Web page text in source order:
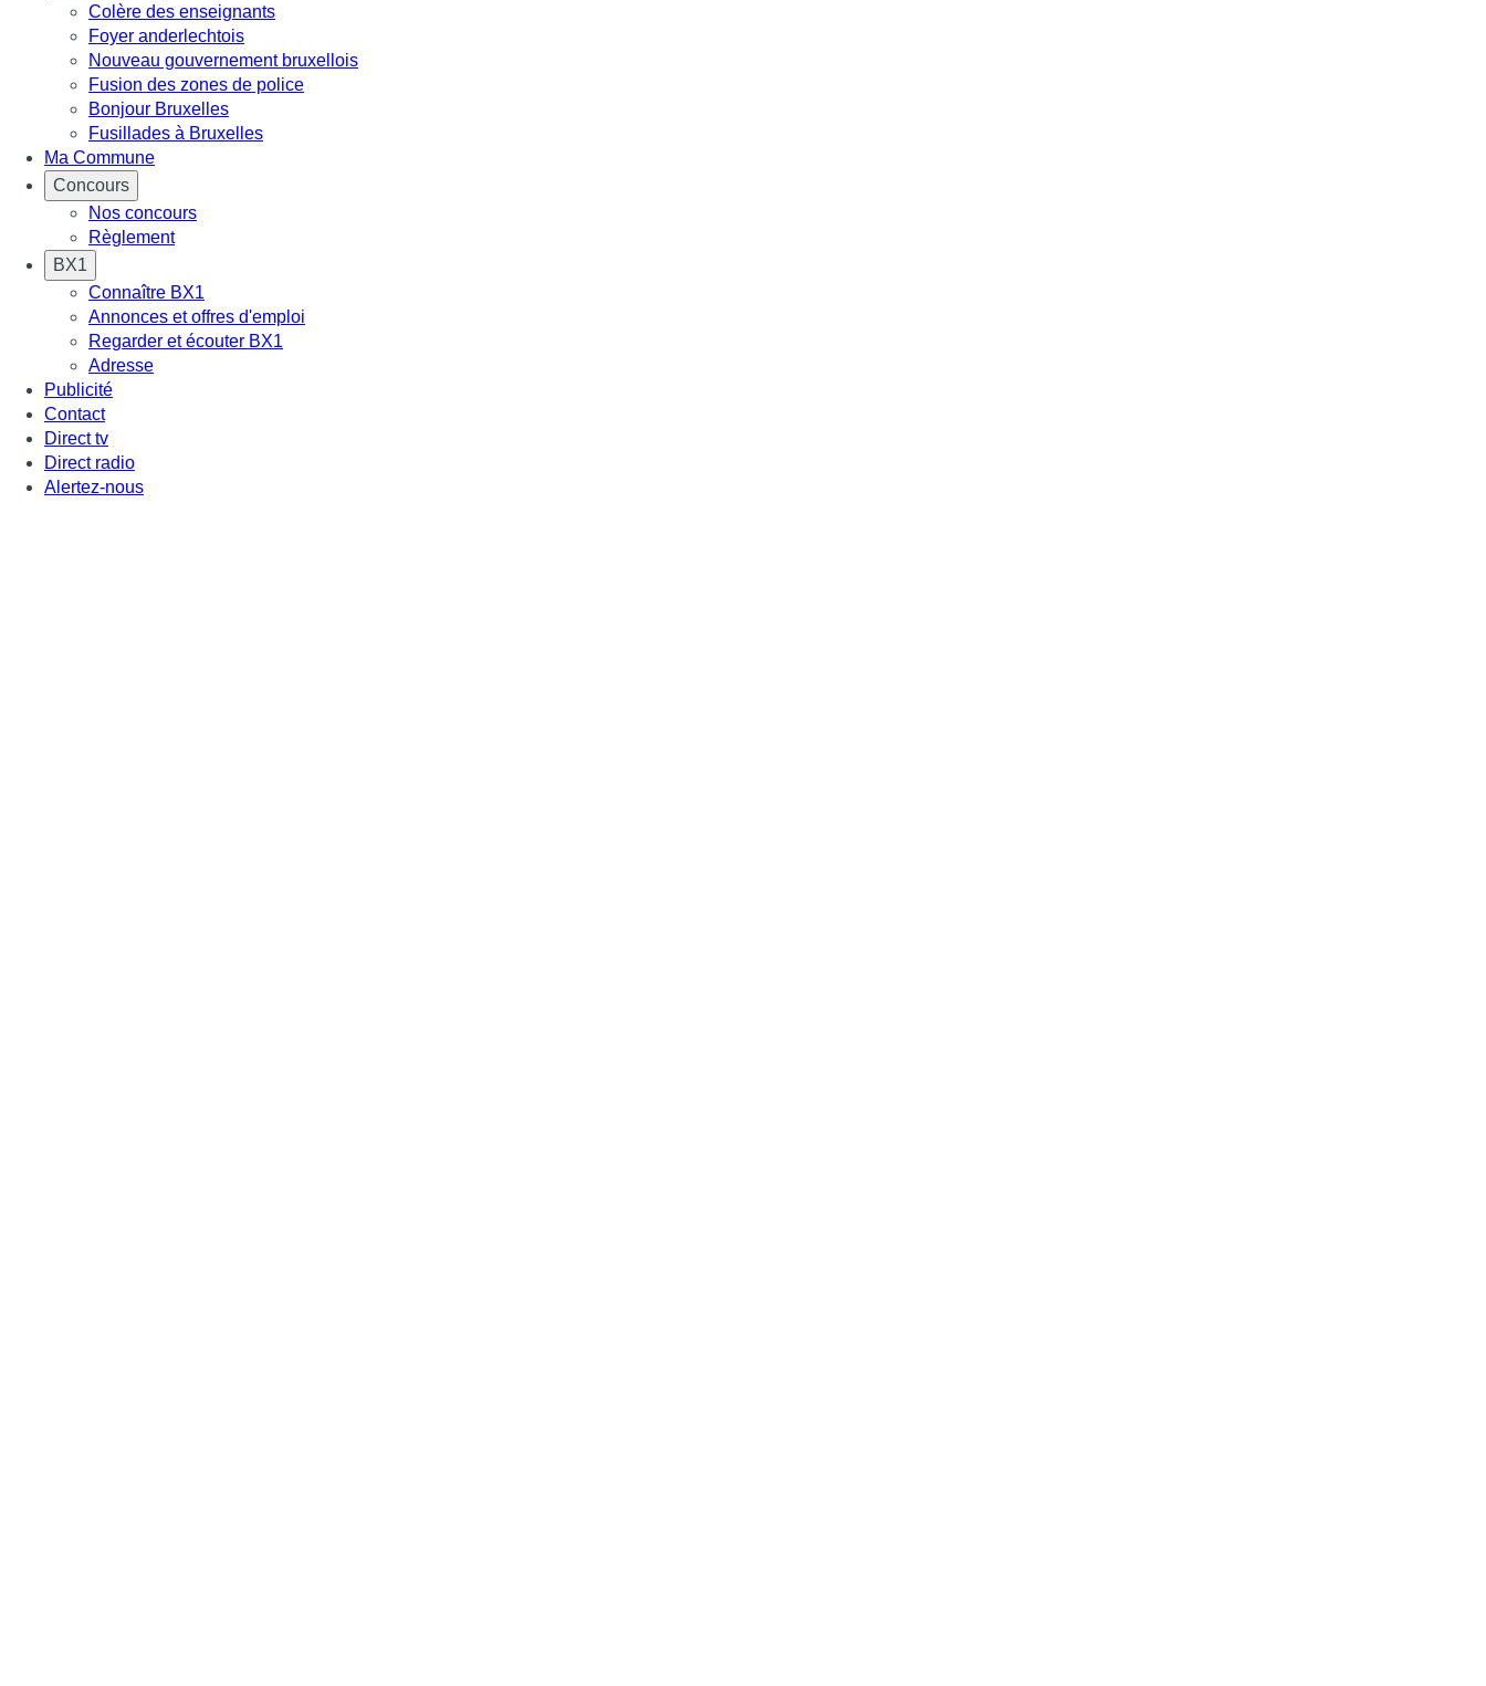
Colère des enseignants
Foyer anderlechtois
Nouveau gouvernement bruxellois
Fusion des zones de police
Bonjour Bruxelles
Fusillades à Bruxelles
Ma Commune
Concours
Nos concours
Règlement
BX1
Connaître BX1
Annonces et offres d'emploi
Regarder et écouter BX1
Adresse
Publicité
Contact
Direct tv
Direct radio
Alertez-nous